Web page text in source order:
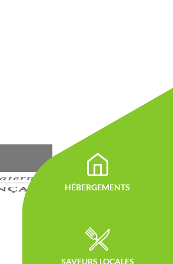
HÉBERGEMENTS
SAVEURS LOCALES